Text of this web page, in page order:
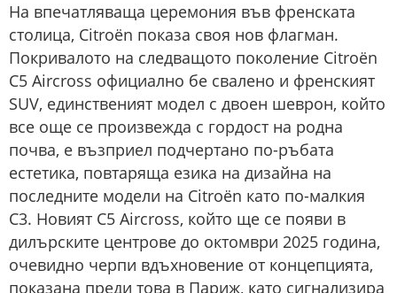
На впечатляваща церемония във френската
столица, Citroën показа своя нов флагман.
Покривалото на следващото поколение Citroën
C5 Aircross официално бе свалено и френският
SUV, единственият модел с двоен шеврон, който
все още се произвежда с гордост на родна
почва, е възприел подчертано по-ръбата
естетика, повтаряща езика на дизайна на
последните модели на Citroën като по-малкия
C3. Новият C5 Aircross, който ще се появи в
дилърските центрове до октомври 2025 година,
очевидно черпи вдъхновение от концепцията,
показана преди това в Париж, като сигнализира